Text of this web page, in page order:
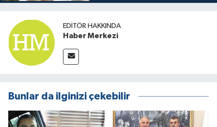
EDITÖR HAKKINDA
Haber Merkezi
Bunlar da ilginizi çekebilir